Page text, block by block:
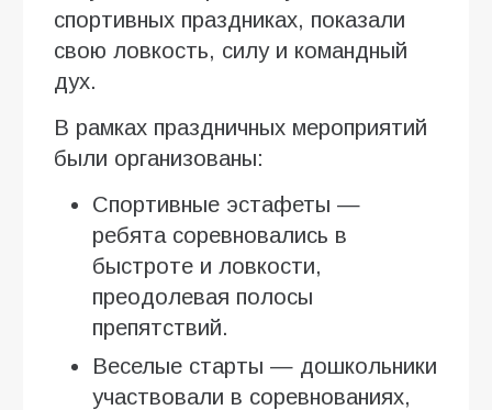
спортивных праздниках, показали
свою ловкость, силу и командный
дух.
В рамках праздничных мероприятий
были организованы:
Спортивные эстафеты —
ребята соревновались в
быстроте и ловкости,
преодолевая полосы
препятствий.
Веселые старты — дошкольники
участвовали в соревнованиях,